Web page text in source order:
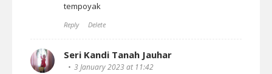
tempoyak
Reply Delete
Seri Kandi Tanah Jauhar
3 January 2023 at 11:42